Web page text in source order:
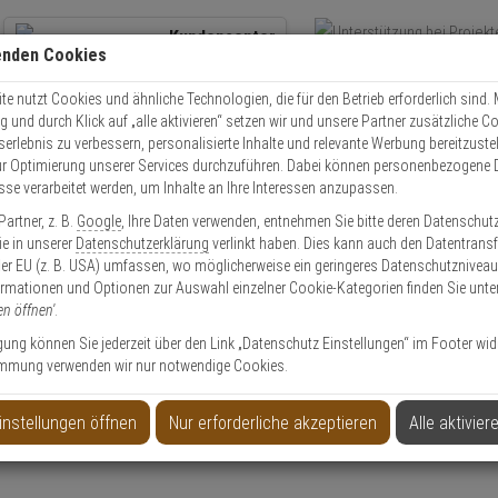
Kundencenter
Kontaktservice nutzen
Mo. - Do.: 8:00 - 16:30 Fr. 8:00 - 14:00 Uhr
Kameras Mobotix Eckhalter f. MOBOTIX MOVE SD-330/SD-340-IR
SD-330/SD-340-IR
Produktinformationen
Halterung, Zubehörartikel - Modell: MOVE
Anwendung: Videoüberwachung
Cookies
nutzt Cookies und ähnliche Technologien, die für den Betrieb erforderlich sind.
und durch Klick auf „alle aktivieren“ setzen wir und unsere Partner zusätzliche
zu verbessern, personalisierte Inhalte und relevante Werbung
Optimierung unserer Services durchzuführen. Dabei können personenbezogene
verarbeitet werden, um Inhalte an Ihre Interessen anzupassen.
z. B. Google , Ihre Daten verwenden, entnehmen Sie bitte deren
in unserer Datenschutzerklärung verlinkt haben. Dies kann auch den
EU (z. B. USA) umfassen, wo möglicherweise ein geringeres Datenschutzniveau
und Optionen zur Auswahl einzelner Cookie-Kategorien finden Sie
öffnen'.
können Sie jederzeit über den Link „Datenschutz Einstellungen“ im Footer
verwenden wir nur notwendige Cookies.
öffnen Nur erforderliche akzeptieren Alle